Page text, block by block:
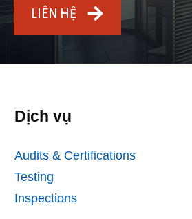
LIÊN HỆ
Dịch vụ
Audits & Certifications
Testing
Inspections